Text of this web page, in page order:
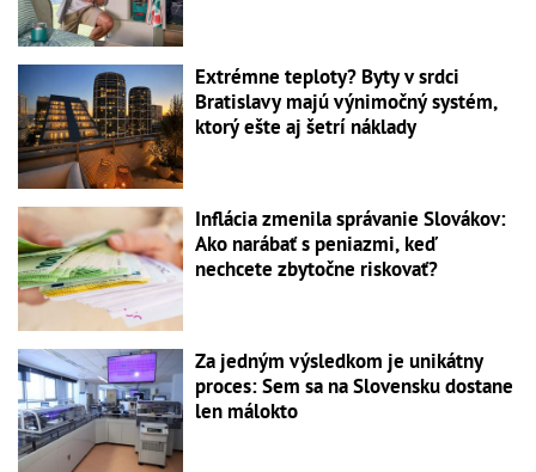
Extrémne teploty? Byty v srdci
Bratislavy majú výnimočný systém,
ktorý ešte aj šetrí náklady
Inflácia zmenila správanie Slovákov:
Ako narábať s peniazmi, keď
nechcete zbytočne riskovať?
Za jedným výsledkom je unikátny
proces: Sem sa na Slovensku dostane
len málokto